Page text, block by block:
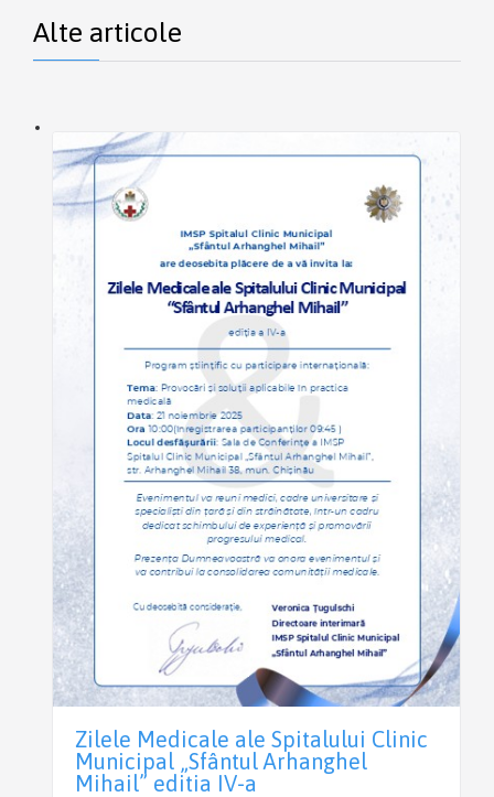
Alte articole
Zilele Medicale ale Spitalului Clinic
Municipal „Sfântul Arhanghel
Mihail” editia IV-a